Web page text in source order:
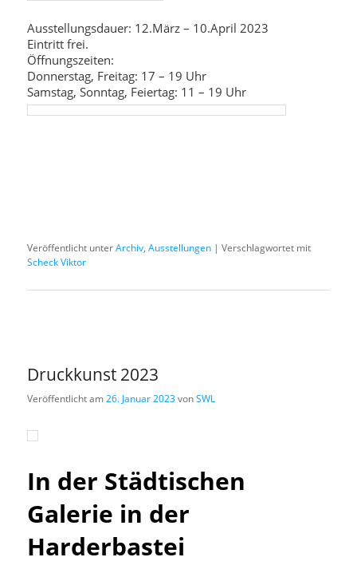
Ausstellungsdauer: 12.März – 10.April 2023
Eintritt frei.
Öffnungszeiten:
Donnerstag, Freitag: 17 – 19 Uhr
Samstag, Sonntag, Feiertag: 11 – 19 Uhr
Veröffentlicht unterArchiv,Ausstellungen |Verschlagwortet mit
Scheck Viktor
Druckkunst 2023
Veröffentlicht am26. Januar 2023vonSWL
In der Städtischen
Galerie in der
Harderbastei